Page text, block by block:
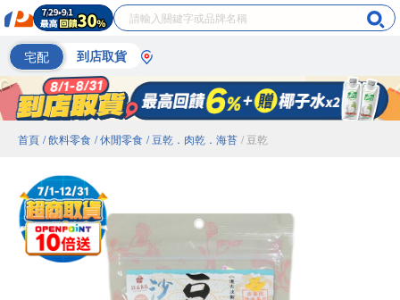
宅配 到店取貨
首頁 / 飲料零食 / 休閒零食 / 豆乾．肉乾．海苔 / 豆乾